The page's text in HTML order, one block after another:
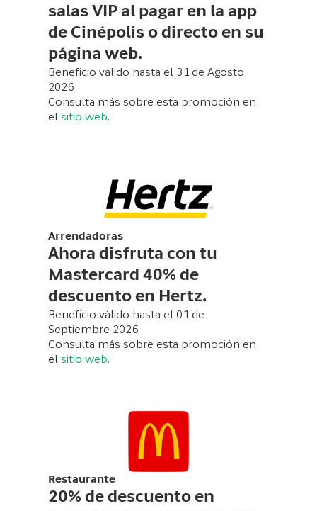
salas VIP al pagar en la app
de Cinépolis o directo en su
página web.
Beneficio válido hasta el 31 de Agosto
2026
Consulta más sobre esta promoción en
el sitio web.
Arrendadoras
Ahora disfruta con tu
Mastercard 40% de
descuento en Hertz.
Beneficio válido hasta el 01 de
Septiembre 2026
Consulta más sobre esta promoción en
el sitio web.
Restaurante
20% de descuento en